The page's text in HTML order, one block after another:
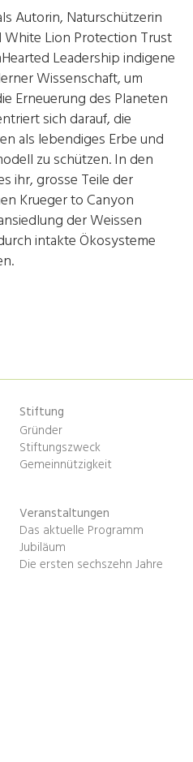
Autorin, Naturschützerin
Lion Protection Trust
Leadership indigene
Wissenschaft, um
Erneuerung des Planeten
sich darauf, die
als lebendiges Erbe und
zu schützen. In den
ihr, grosse Teile der
Krueger to Canyon
der Weissen
intakte Ökosysteme
Stiftung
Gründer
Stiftungszweck
Gemeinnützigkeit
Veranstaltungen
Das aktuelle Programm
Jubiläum
Die ersten sechszehn Jahre